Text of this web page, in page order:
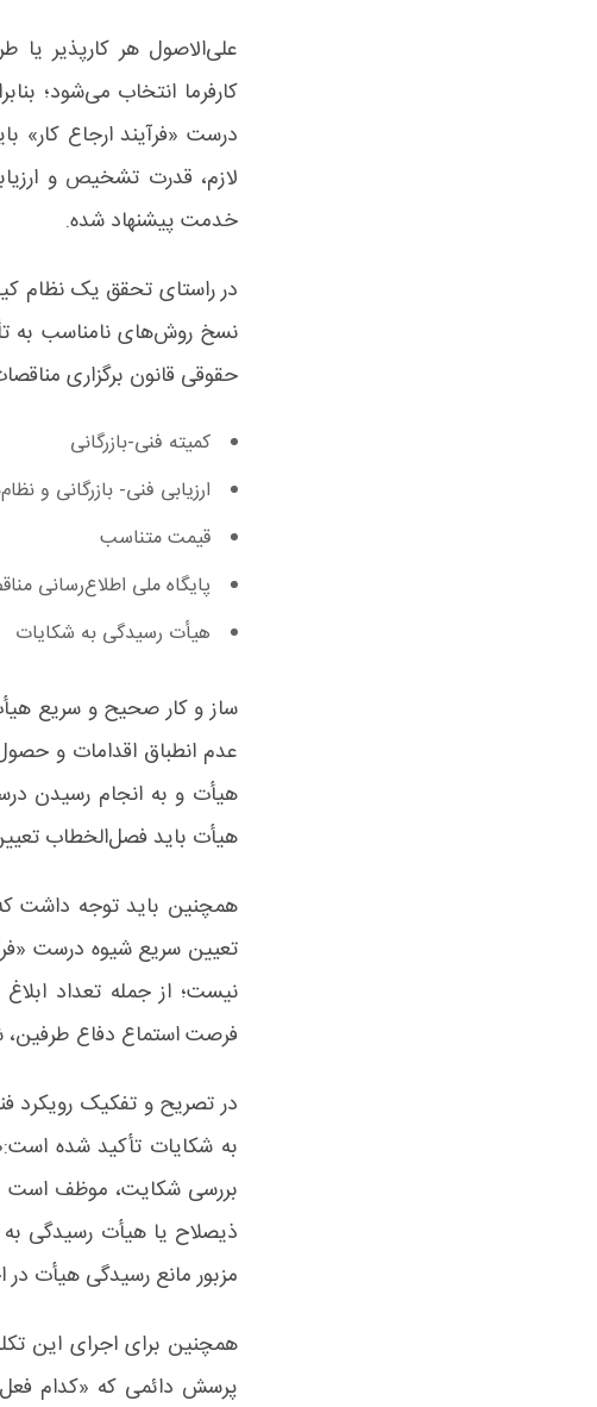
علی‌الاصول هر کارپذیر
کارفرما انتخاب می‌شود؛
درست «فرآیند ارجاع کار»
لازم، قدرت تشخیص و
خدمت پیشنهاد شده.
در راستای تحقق یک نظام
نسخ روش‌های نامناسب به
حقوقی قانون برگزاری
کمیته فنی-بازرگانی
ارزیابی فنی- بازرگانی و
قیمت متناسب
پایگاه ملی اطلاع‌رسانی
هیأت رسیدگی به شکایات
ساز و کار صحیح و سریع
عدم انطباق اقدامات و
هیأت و به انجام رسیدن
هیأت باید فصل‌الخطاب
همچنین باید توجه داشت
تعیین سریع شیوه درست
نیست؛ از جمله تعداد
فرصت استماع دفاع
به شکایات تأکید شده
بررسی شکایت، موظف است
ذیصلاح یا هیأت رسیدگی
مزبور مانع رسیدگی هیأت
همچنین برای اجرای این
پرسش دائمی که «کدام